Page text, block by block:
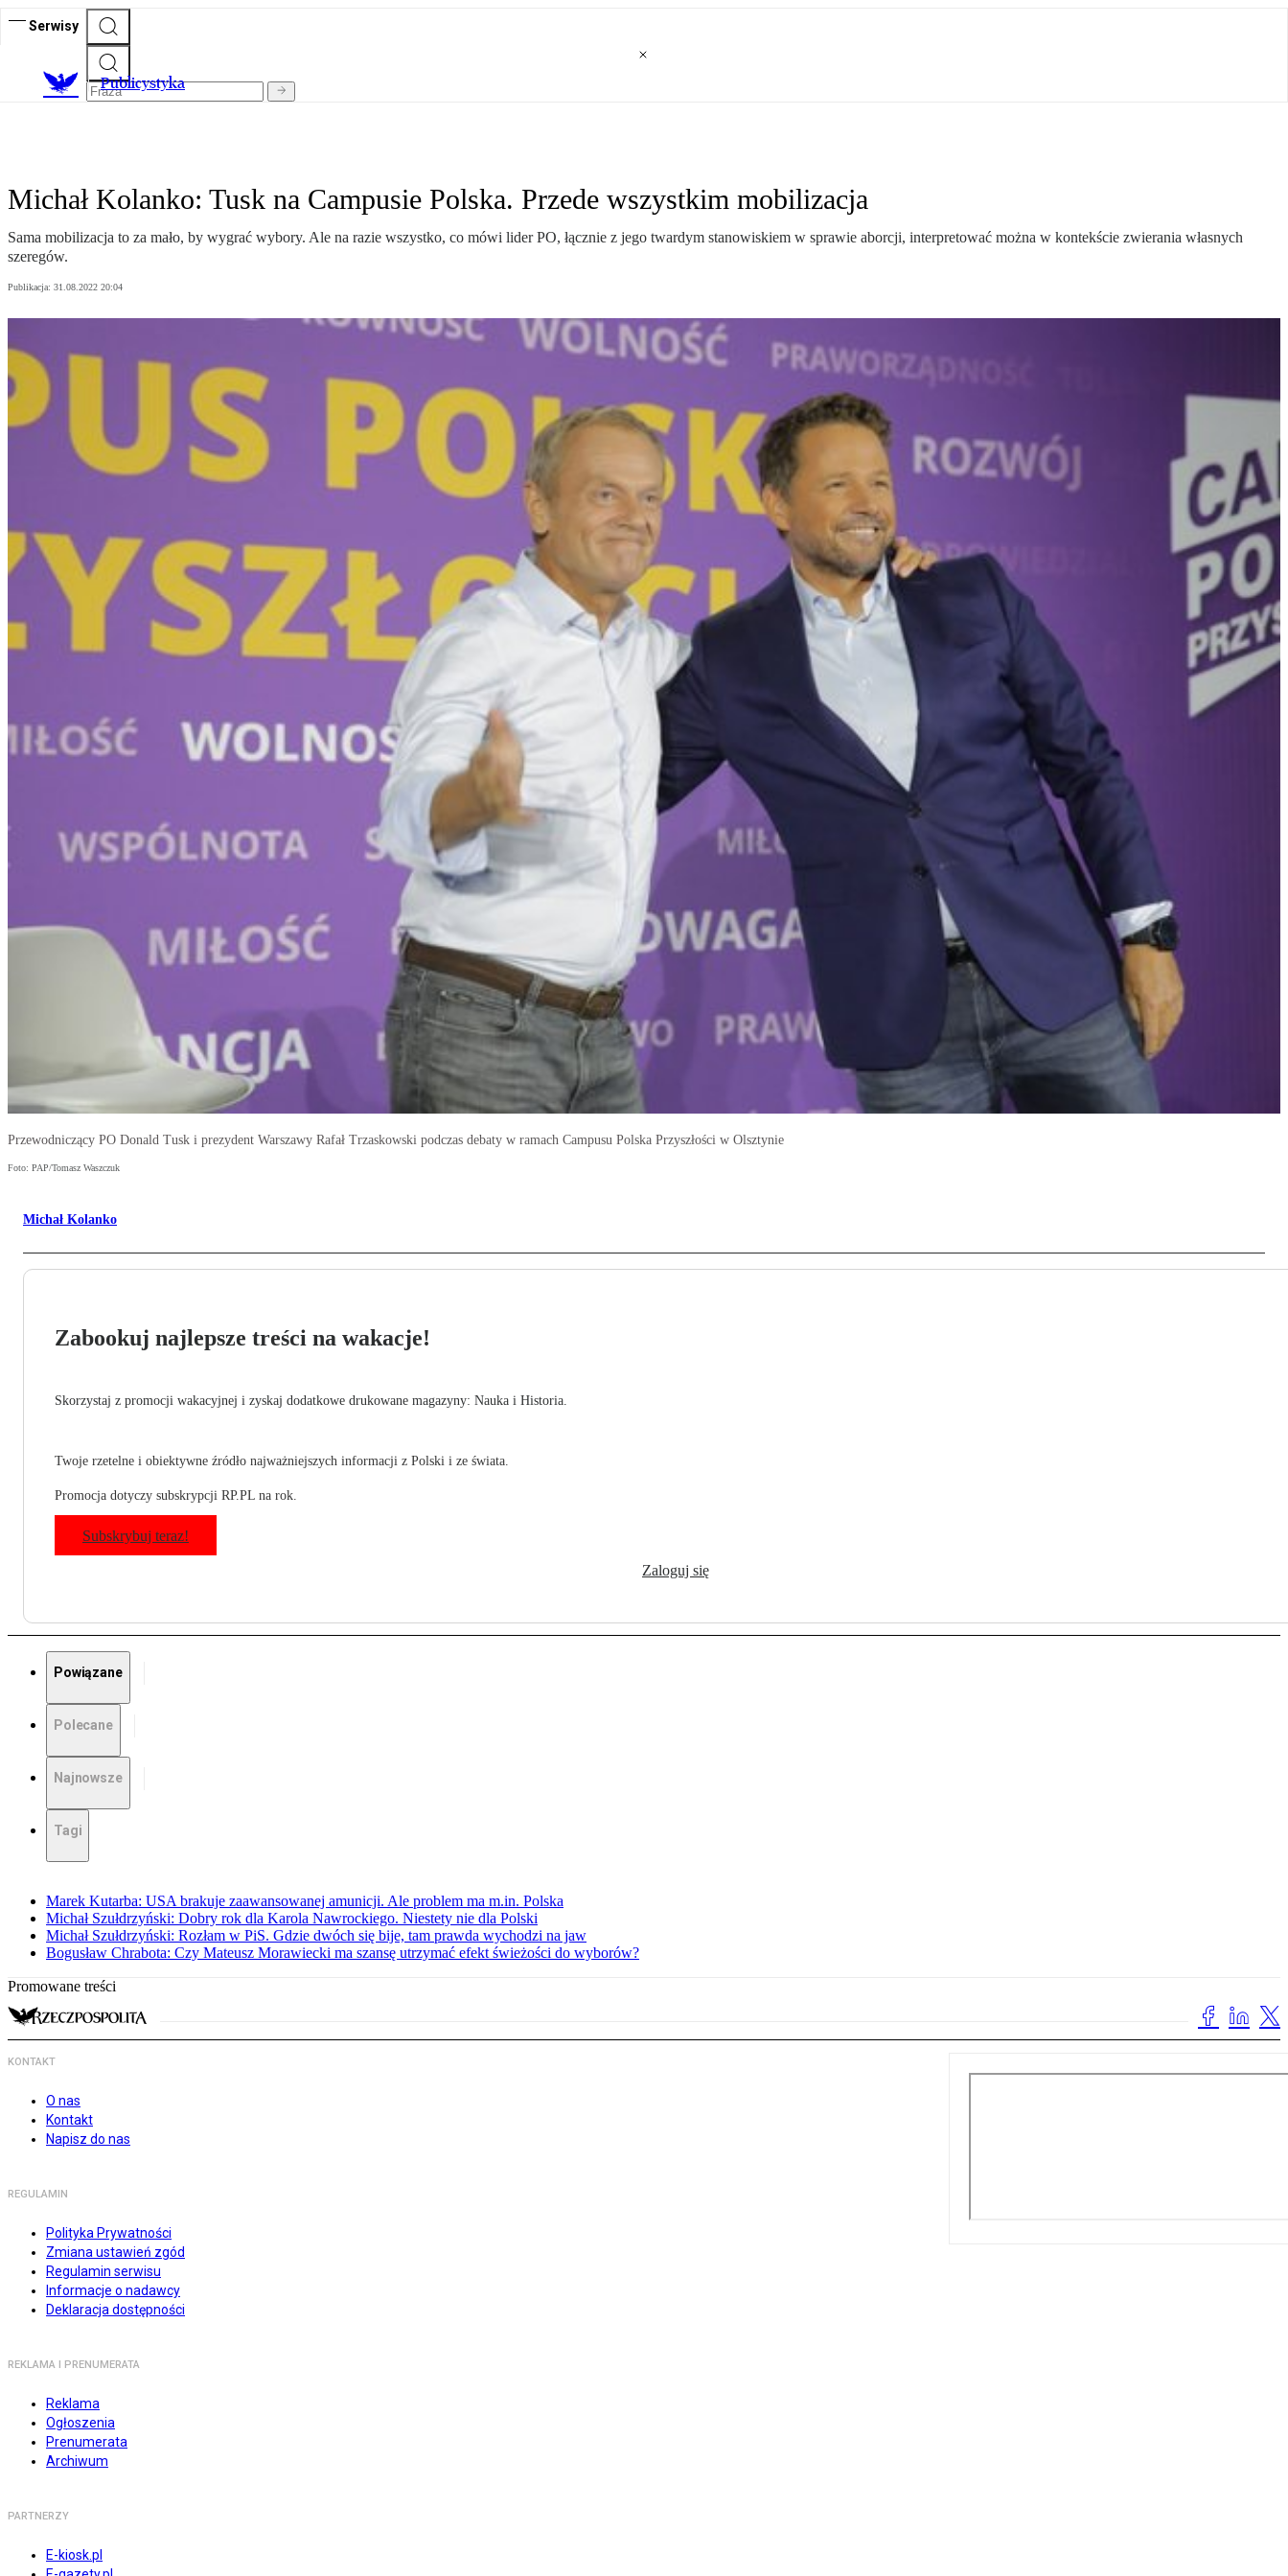
Serwisy
Publicystyka
Michał Kolanko: Tusk na Campusie Polska. Przede wszystkim mobilizacja
Sama mobilizacja to za mało, by wygrać wybory. Ale na razie wszystko, co mówi lider PO, łącznie z jego twardym stanowiskiem w sprawie aborcji, interpretować można w kontekście zwierania własnych
szeregów.
Publikacja: 31.08.2022 20:04
Przewodniczący PO Donald Tusk i prezydent Warszawy Rafał Trzaskowski podczas debaty w ramach Campusu Polska Przyszłości w Olsztynie
Foto: PAP/Tomasz Waszczuk
Michał Kolanko
Zabookuj najlepsze treści na wakacje!
Skorzystaj z promocji wakacyjnej i zyskaj dodatkowe drukowane magazyny: Nauka i Historia.
Twoje rzetelne i obiektywne źródło najważniejszych informacji z Polski i ze świata.
Promocja dotyczy subskrypcji RP.PL na rok.
Subskrybuj teraz!
Zaloguj się
Powiązane
Polecane
Najnowsze
Tagi
Marek Kutarba: USA brakuje zaawansowanej amunicji. Ale problem ma m.in. Polska
Michał Szułdrzyński: Dobry rok dla Karola Nawrockiego. Niestety nie dla Polski
Michał Szułdrzyński: Rozłam w PiS. Gdzie dwóch się bije, tam prawda wychodzi na jaw
Bogusław Chrabota: Czy Mateusz Morawiecki ma szansę utrzymać efekt świeżości do wyborów?
Promowane treści
KONTAKT
O nas
Kontakt
Napisz do nas
REGULAMIN
Polityka Prywatności
Zmiana ustawień zgód
Regulamin serwisu
Informacje o nadawcy
Deklaracja dostępności
REKLAMA I PRENUMERATA
Reklama
Ogłoszenia
Prenumerata
Archiwum
PARTNERZY
E-kiosk.pl